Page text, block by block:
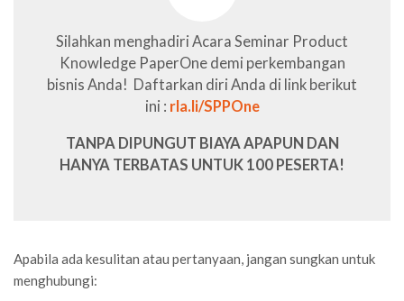
Silahkan menghadiri Acara Seminar Product
Knowledge PaperOne demi perkembangan
bisnis Anda! Daftarkan diri Anda di link berikut
ini : rla.li/SPPOne
TANPA DIPUNGUT BIAYA APAPUN DAN
HANYA TERBATAS UNTUK 100 PESERTA!
Apabila ada kesulitan atau pertanyaan, jangan sungkan untuk
menghubungi: